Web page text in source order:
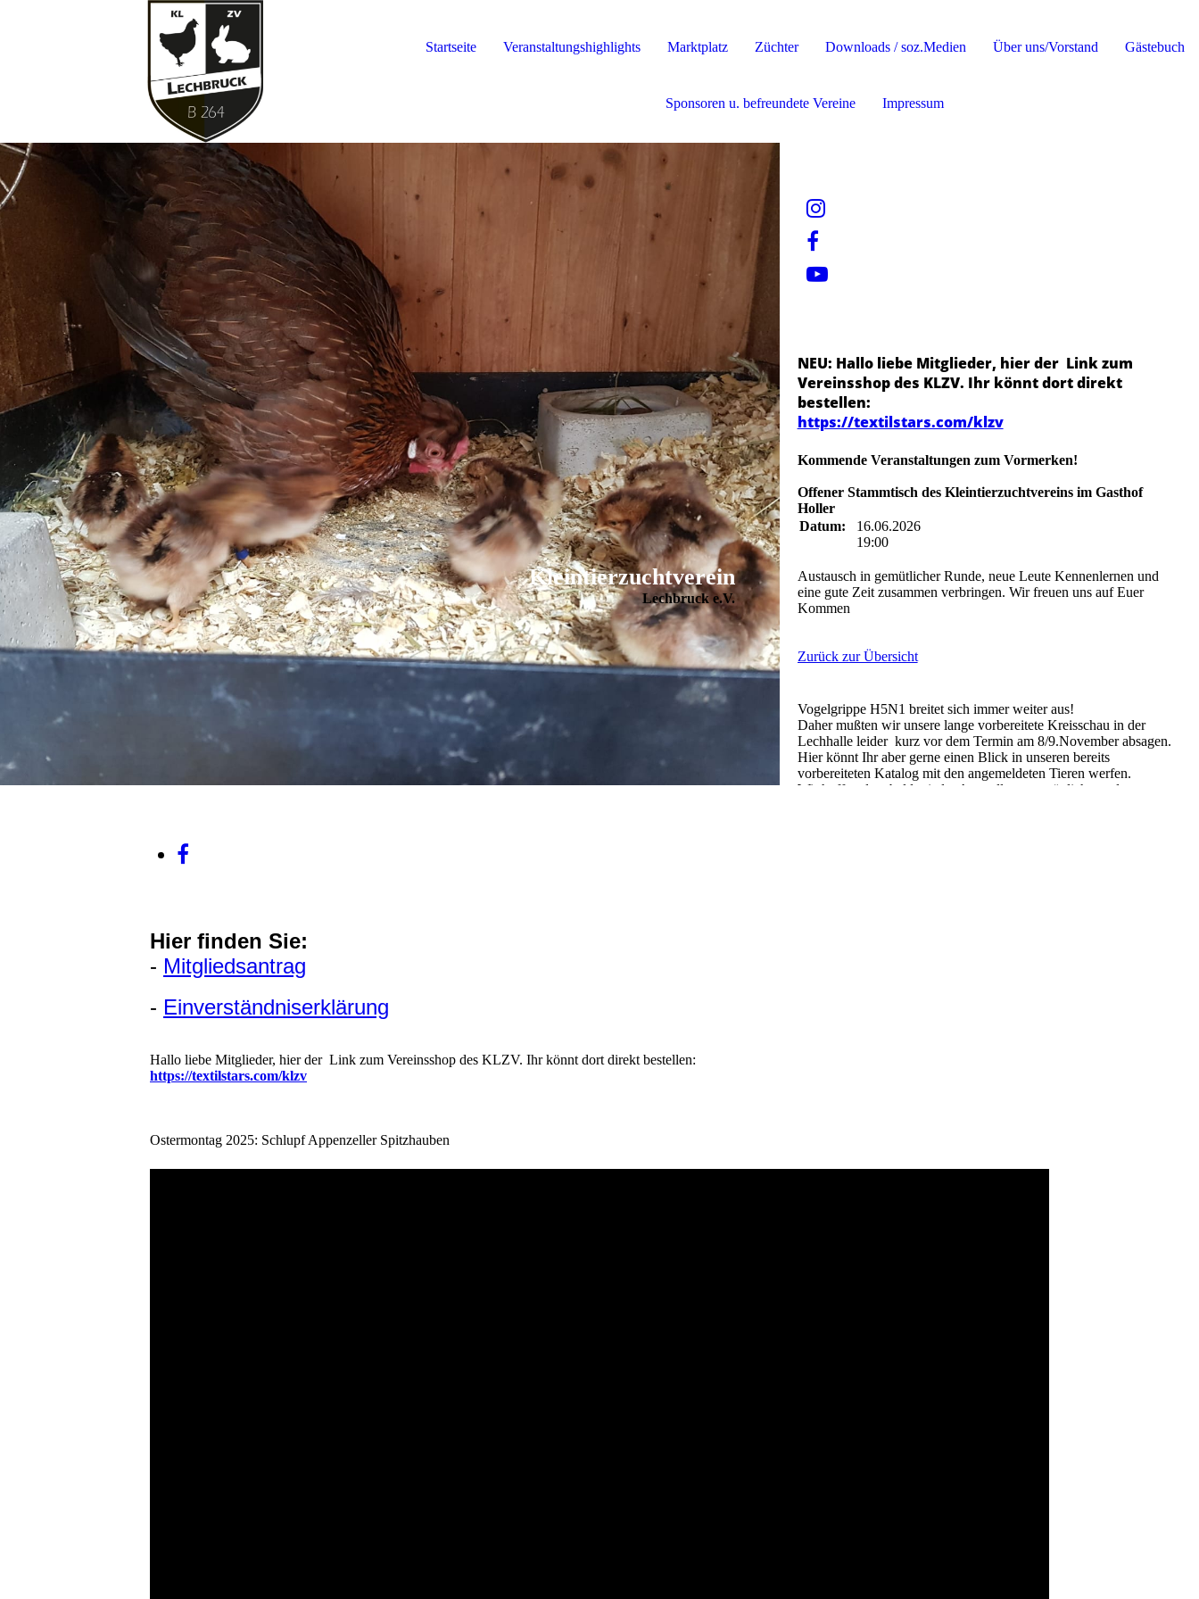
Startseite Veranstaltungshighlights Marktplatz Züchter Downloads / soz.Medien Über uns/Vorstand Gästebuch
Sponsoren u. befreundete Vereine Impressum
Kleintierzuchtverein
Lechbruck e.V.
NEU: Hallo liebe Mitglieder, hier der Link zum
Vereinsshop des KLZV. Ihr könnt dort direkt
bestellen:
https://textilstars.com/klzv
Kommende Veranstaltungen zum Vormerken!
Offener Stammtisch des Kleintierzuchtvereins im Gasthof
Holler
Datum:
16.06.2026
19:00
Austausch in gemütlicher Runde, neue Leute Kennenlernen und
eine gute Zeit zusammen verbringen. Wir freuen uns auf Euer
Kommen
Zurück zur Übersicht
Vogelgrippe H5N1 breitet sich immer weiter aus!
Daher mußten wir unsere lange vorbereitete Kreisschau in der
Lechhalle leider kurz vor dem Termin am 8/9.November absagen.
Hier könnt Ihr aber gerne einen Blick in unseren bereits
vorbereiteten Katalog mit den angemeldeten Tieren werfen.
Wir hoffen dass bald wieder Ausstellungen möglich werden.
Hier finden Sie:
- Mitgliedsantrag
- Einverständniserklärung
Hallo liebe Mitglieder, hier der Link zum Vereinsshop des KLZV. Ihr könnt dort direkt bestellen:
https://textilstars.com/klzv
Ostermontag 2025: Schlupf Appenzeller Spitzhauben